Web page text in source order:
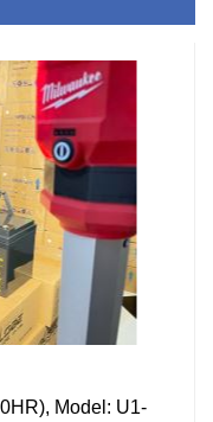
Model: U1-